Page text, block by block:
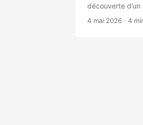
découverte
CVE-2026-
4 mai 2026 · 4